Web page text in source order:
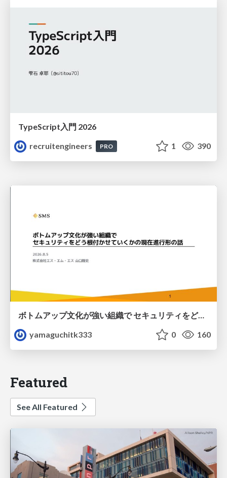
TypeScript入門 2026
recruitengineers
PRO 1 390
ボトムアップ文化が強い組織で セキュリティをどう根付かせていくかの現在進行形の話 / Making Security Stick in a Bottom-Up Organization
yamaguchitk333
0 160
Featured
See All Featured